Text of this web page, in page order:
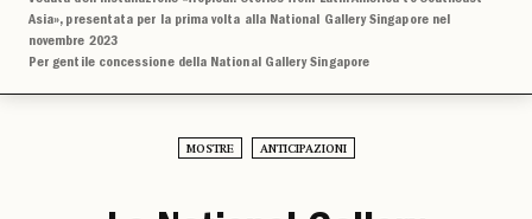
Asia», presentata per la prima volta alla National Gallery Singapore nel
novembre 2023
Per gentile concessione della National Gallery Singapore
MOSTRE ANTICIPAZIONI